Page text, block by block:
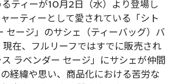
るティーが10月2日（水）より登場し
ーティーとして愛されている「シト
セージ」のサシェ（ティーバッグ）バ
現在、フルリーフではすでに販売され
ラベンダー セージ」にサシェが仲間
経緯や思い、商品化における苦労な